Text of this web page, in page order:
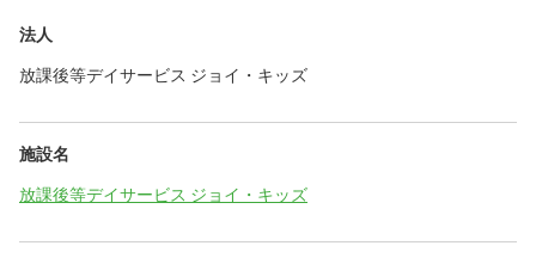
法人
放課後等デイサービス ジョイ・キッズ
施設名
放課後等デイサービス ジョイ・キッズ